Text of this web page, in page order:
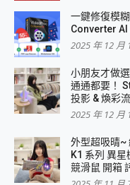
一鍵修復模
Converter AI
2025 年 12 月
小朋友才做
通通都要！
投影 & 煥彩
2025 年 12 月
外型超吸晴~
K1 系列 異
競滑鼠 開箱